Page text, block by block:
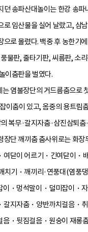
던 송파산대놀이는 한강 송파
로 임산물을 실어 날랐고, 삼
으로 몰렸다. 백중 후 농한기
물판, 줄타기판, 씨름판, 소
이춤판을 벌였다.
염불장단의 거드름춤으로
이춤이 있고, 옴중의 용트림
복무·갈지자춤·삼진삼퇴춤
장단 깨끼춤 춤사위로는 화
여닫이 어르기・긴여닫이・
치기・깨끼리·연풍대(염풍
이・멍석말이・덜미잡이・
갈지자춤・양반까치걸음・
음・뒷짐걸음・원숭이 재롱